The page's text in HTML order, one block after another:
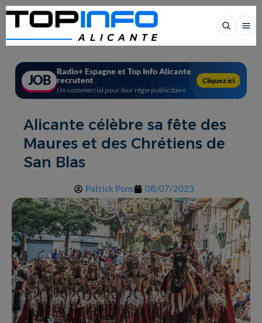
JOB
Radio+ Espagne et Top Info Alicante
recrutent
Un commercial pour leur régie publicitaire
Cliquez ici
Alicante célèbre sa fête des
Maures et des Chrétiens de
San Blas
Patrick Pons 08/07/2023